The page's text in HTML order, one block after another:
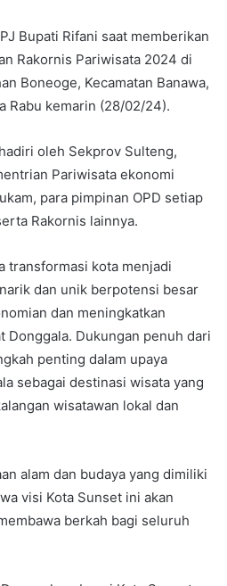
Bupati Rifani saat memberikan
Rakornis Pariwisata 2024 di
Boneoge, Kecamatan Banawa,
Rabu kemarin (28/02/24).
oleh Sekprov Sulteng,
Pariwisata ekonomi
para pimpinan OPD setiap
Rakornis lainnya.
transformasi kota menjadi
dan unik berpotensi besar
dan meningkatkan
Donggala. Dukungan penuh dari
penting dalam upaya
sebagai destinasi wisata yang
wisatawan lokal dan
alam dan budaya yang dimiliki
visi Kota Sunset ini akan
berkah bagi seluruh